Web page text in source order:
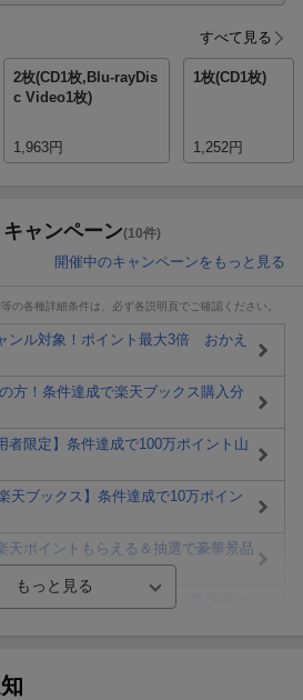
すべて見る
2枚(CD1枚,Blu-rayDis
c Video1枚)
1,963円
1枚(CD1枚)
1,252円
ャンペーン(10件)
開催中のキャンペーンをもっと見る
の各種詳細条件は、必ず各説明頁でご確認ください。
ンル対象！ポイント最大3倍 おかえ
方！条件達成で楽天ブックス購入分
者限定】条件達成で100万ポイント山
天ブックス】条件達成で10万ポイン
天ポイントもらえる＆抽選で豪華景品